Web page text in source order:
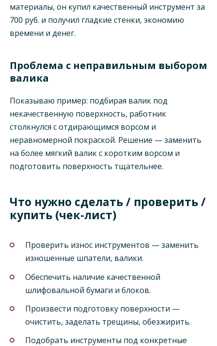
материалы, он купил качественный инструмент за
700 руб. и получил гладкие стенки, экономию
времени и денег.
Проблема с неправильным выбором
валика
Показываю пример: подбирая валик под
некачественную поверхность, работник
столкнулся с отдирающимся ворсом и
неравномерной покраской. Решение — заменить
на более мягкий валик с коротким ворсом и
подготовить поверхность тщательнее.
Что нужно сделать / проверить /
купить (чек-лист)
Проверить износ инструментов — заменить
изношенные шпатели, валики.
Обеспечить наличие качественной
шлифовальной бумаги и блоков.
Произвести подготовку поверхности —
очистить, заделать трещины, обезжирить.
Подобрать инструменты под конкретные